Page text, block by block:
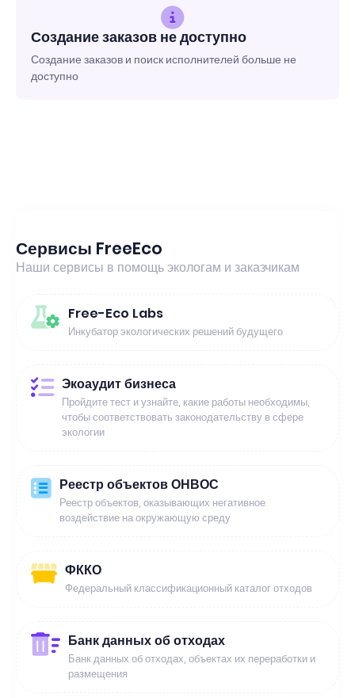
Создание заказов не доступно
Создание заказов и поиск исполнителей больше не
доступно
Сервисы FreeEco
Наши сервисы в помощь экологам и заказчикам
Free-Eco Labs
Инкубатор экологических решений будущего
Экоаудит бизнеса
Пройдите тест и узнайте, какие работы необходимы,
чтобы соответствовать законодательству в сфере
экологии
Реестр объектов ОНВОС
Реестр объектов, оказывающих негативное
воздействие на окружающую среду
ФККО
Федеральный классификационный каталог отходов
Банк данных об отходах
Банк данных об отходах, объектах их переработки и
размещения